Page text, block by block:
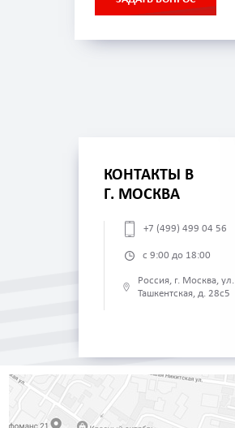
КОНТАКТЫ В
Г. МОСКВА
+7 (499) 499 04 56
с 9:00 до 18:00
Россия, г. Москва, ул.
Ташкентская, д. 28с5